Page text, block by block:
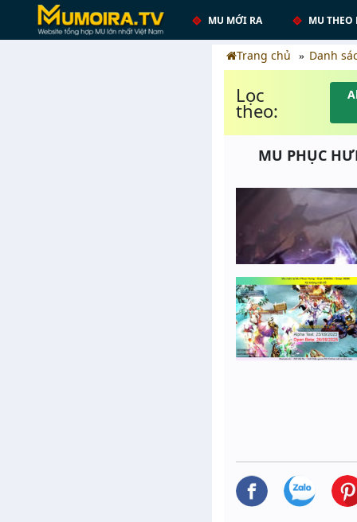
MU MỚI RA MU THEO
Trang chủ Danh
Lọc
theo:
MU PHỤC